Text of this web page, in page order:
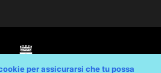
per assicurarsi che tu possa